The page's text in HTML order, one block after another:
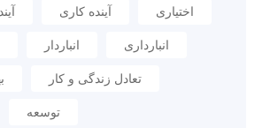
آینده کاری اختیاری
انباردار انبارداری
تعادل زندگی و کار
توسعه